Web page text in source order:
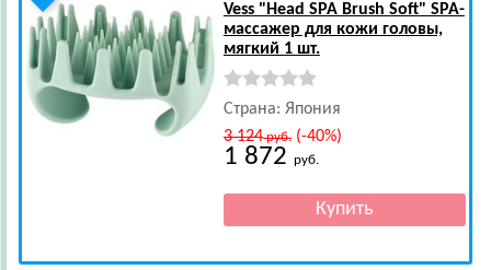
Vess"Head SPA Brush Soft" SPA-
массажер для кожи головы,
мягкий 1 шт.
Страна: Япония
3 124руб.(-40%)
1 872 руб.